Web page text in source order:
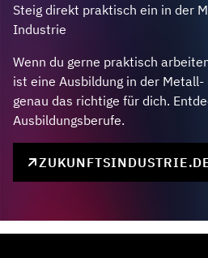
Steig direkt praktisch ein in der
Industrie
Wenn du gerne praktisch
ist eine Ausbildung in der
genau das richtige für dich.
Ausbildungsberufe.